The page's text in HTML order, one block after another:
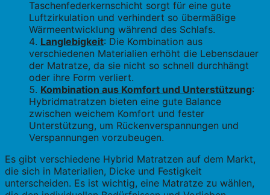
Taschenfederkernschicht sorgt für eine gute
Luftzirkulation und verhindert so übermäßige
Wärmeentwicklung während des Schlafs.
Langlebigkeit: Die Kombination aus
verschiedenen Materialien erhöht die Lebensdauer
der Matratze, da sie nicht so schnell durchhängt
oder ihre Form verliert.
Kombination aus Komfort und Unterstützung:
Hybridmatratzen bieten eine gute Balance
zwischen weichem Komfort und fester
Unterstützung, um Rückenverspannungen und
Verspannungen vorzubeugen.
Es gibt verschiedene Hybrid Matratzen auf dem Markt,
die sich in Materialien, Dicke und Festigkeit
unterscheiden. Es ist wichtig, eine Matratze zu wählen,